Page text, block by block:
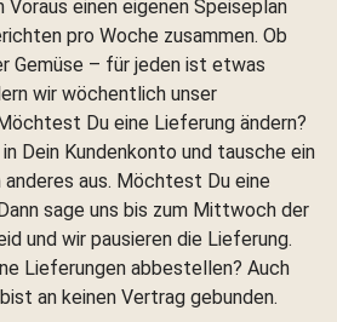
Voraus einen eigenen Speiseplan
pro Woche zusammen. Ob
Gemüse – für jeden ist etwas
wir wöchentlich unser
Du eine Lieferung ändern?
Dein Kundenkonto und tausche ein
aus. Möchtest Du eine
sage uns bis zum Mittwoch der
und wir pausieren die Lieferung.
Lieferungen abbestellen? Auch
an keinen Vertrag gebunden.